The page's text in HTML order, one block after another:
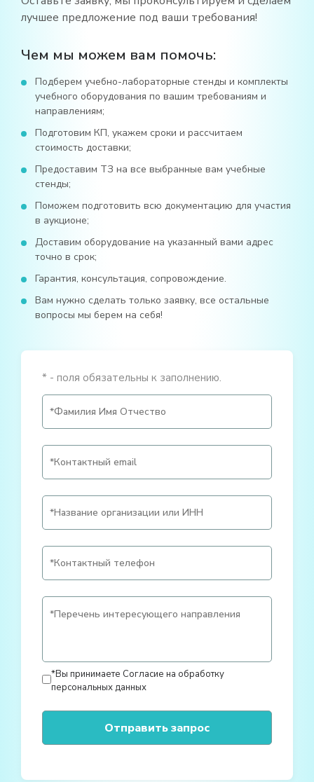
лучшее предложение под ваши требования!
Чем мы можем вам помочь:
Подберем учебно-лабораторные стенды и комплекты
учебного оборудования по вашим требованиям и
направлениям;
Подготовим КП, укажем сроки и рассчитаем
стоимость доставки;
Предоставим ТЗ на все выбранные вам учебные
стенды;
Поможем подготовить всю документацию для участия
в аукционе;
Доставим оборудование на указанный вами адрес
точно в срок;
Гарантия, консультация, сопровождение.
Вам нужно сделать только заявку, все остальные
вопросы мы берем на себя!
* - поля обязательны к заполнению.
*Вы принимаете Согласие на обработку
персональных данных